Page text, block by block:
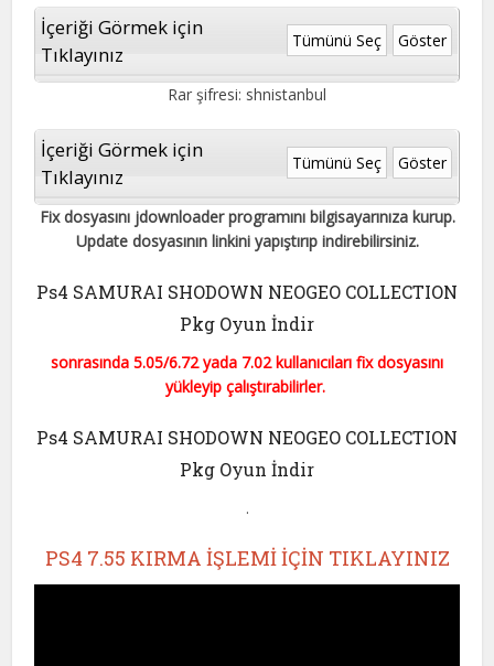
İçeriği Görmek için
Tıklayınız
Tümünü Seç Göster
Rar şifresi: shnistanbul
İçeriği Görmek için
Tıklayınız
Tümünü Seç Göster
Fix dosyasını jdownloader programını bilgisayarınıza kurup.
Update dosyasının linkini yapıştırıp indirebilirsiniz.
Ps4 SAMURAI SHODOWN NEOGEO COLLECTION
Pkg Oyun İndir
sonrasında 5.05/6.72 yada 7.02 kullanıcıları fix dosyasını
yükleyip çalıştırabilirler.
Ps4 SAMURAI SHODOWN NEOGEO COLLECTION
Pkg Oyun İndir
.
PS4 7.55 KIRMA İŞLEMİ İÇİN TIKLAYINIZ